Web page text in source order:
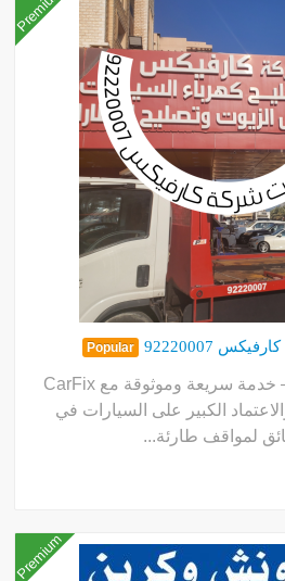
92220007
Popular
بنشر متنقل في الكويت – خدمة سريعة وموثوقة مع CarFix
الكبير على السيارات في
لمواقف طارئة...
Premium